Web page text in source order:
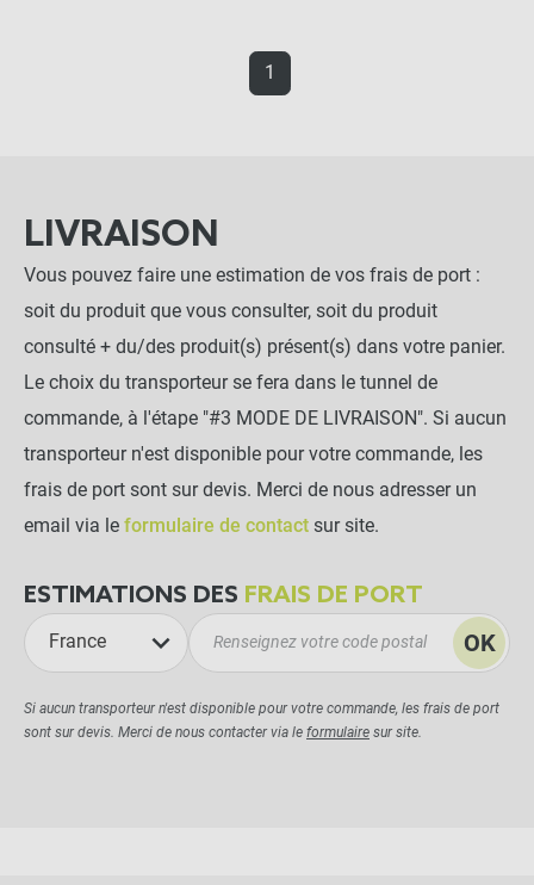
1
LIVRAISON
Vous pouvez faire une estimation de vos frais de port :
soit du produit que vous consulter, soit du produit
consulté + du/des produit(s) présent(s) dans votre panier.
Le choix du transporteur se fera dans le tunnel de
commande, à l'étape "#3 MODE DE LIVRAISON". Si aucun
transporteur n'est disponible pour votre commande, les
frais de port sont sur devis. Merci de nous adresser un
email via le formulaire de contact sur site.
ESTIMATIONS DES FRAIS DE PORT
France OK
Si aucun transporteur n'est disponible pour votre commande, les frais de port
sont sur devis. Merci de nous contacter via le formulaire sur site.